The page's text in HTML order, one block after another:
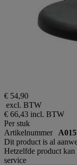
€ 54,90
excl. BTW
€ 66,43 incl. BTW
Per stuk
Artikelnummer
Dit product is al
Hetzelfde product kan
service